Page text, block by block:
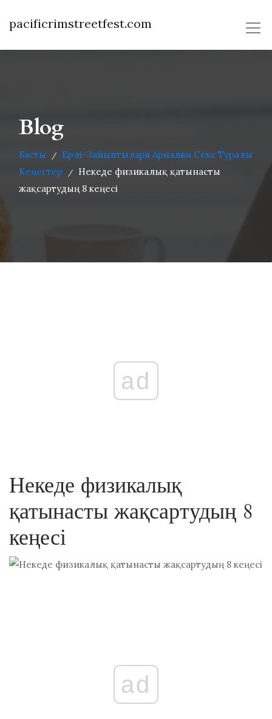
pacificrimstreetfest.com
Blog
Басты /
Ерлі-Зайыптыларға Арналған Секс Туралы
Кеңестер
/
Некеде физикалық қатынасты
жақсартудың 8 кеңесі
ad
Некеде физикалық
қатынасты жақсартудың 8
кеңесі
ad